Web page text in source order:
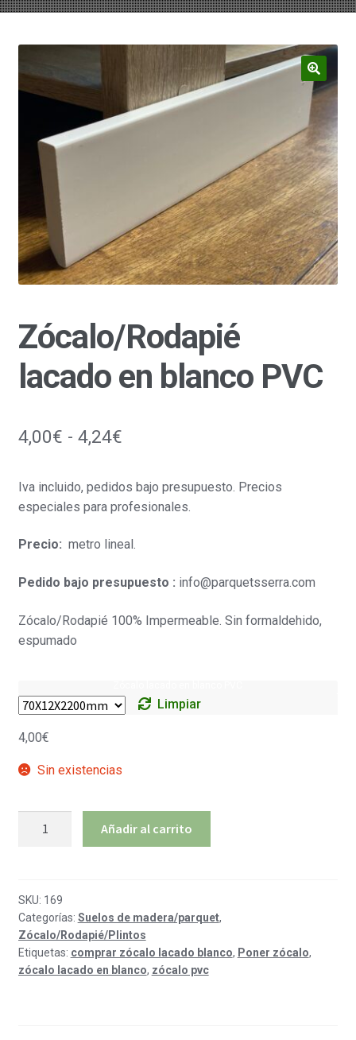
hijo
el
hijo
Zócalo/Rodapié
lacado en blanco PVC
4,00€ - 4,24€Rango
precios:
4,00€
hasta
Iva incluido, pedidos bajo presupuesto. Precios
especiales para profesionales.
Precio: metro lineal.
Pedido bajo presupuesto : info@parquetsserra.com
Zócalo/Rodapié 100% Impermeable. Sin formaldehido,
espumado
Limpiar
4,00€
Sin existencias
PVC
cantidad
Añadir al carrito
SKU: 169
Categorías: Suelos de madera/parquet,
Zócalo/Rodapié/Plintos
Etiquetas: comprar zócalo lacado blanco, Poner zócalo,
zócalo lacado en blanco, zócalo pvc